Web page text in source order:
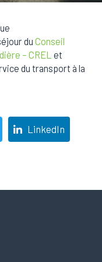
du Conseil
– CREL et
du transport à la
LinkedIn